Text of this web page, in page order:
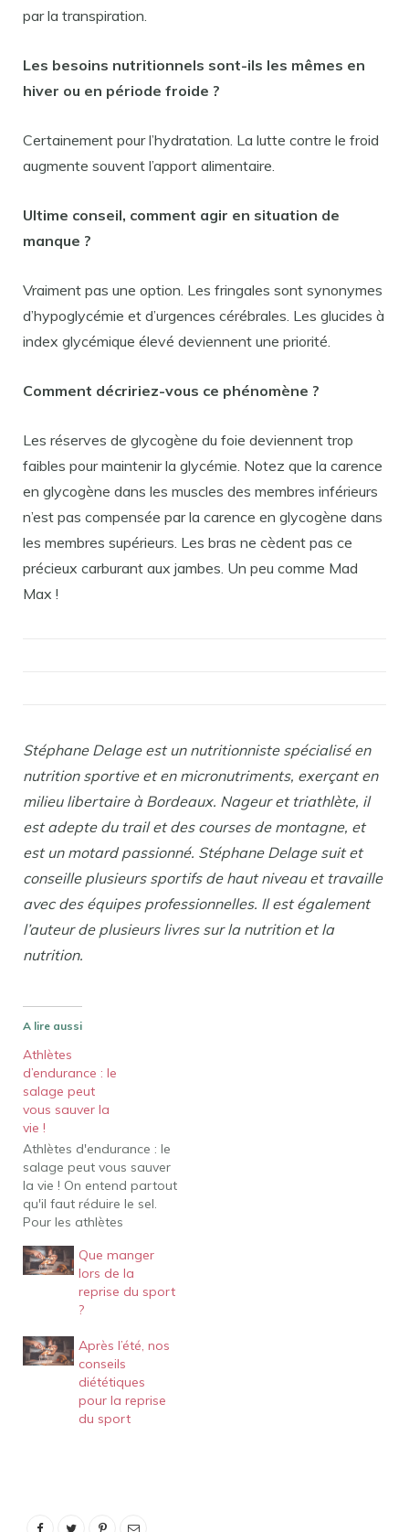
par la transpiration.
Les besoins nutritionnels sont-ils les mêmes en
hiver ou en période froide ?
Certainement pour l’hydratation. La lutte contre le froid
augmente souvent l’apport alimentaire.
Ultime conseil, comment agir en situation de
manque ?
Vraiment pas une option. Les fringales sont synonymes
d’hypoglycémie et d’urgences cérébrales. Les glucides à
index glycémique élevé deviennent une priorité.
Comment décririez-vous ce phénomène ?
Les réserves de glycogène du foie deviennent trop
faibles pour maintenir la glycémie. Notez que la carence
en glycogène dans les muscles des membres inférieurs
n’est pas compensée par la carence en glycogène dans
les membres supérieurs. Les bras ne cèdent pas ce
précieux carburant aux jambes. Un peu comme Mad
Max !
Stéphane Delage est un nutritionniste spécialisé en
nutrition sportive et en micronutriments, exerçant en
milieu libertaire à Bordeaux. Nageur et triathlète, il
est adepte du trail et des courses de montagne, et
est un motard passionné. Stéphane Delage suit et
conseille plusieurs sportifs de haut niveau et travaille
avec des équipes professionnelles. Il est également
l’auteur de plusieurs livres sur la nutrition et la
nutrition.
A lire aussi
Athlètes
d’endurance : le
salage peut
vous sauver la
vie !
Athlètes d'endurance : le
salage peut vous sauver
la vie ! On entend partout
qu'il faut réduire le sel.
Pour les athlètes
peut en fait sauver des
vies. La plupart des
athlètes d'endurance
perdent du poids
C'est la déshydratation.
À l'inverse, certains
athlètes boivent…
Que manger
lors de la
reprise du sport
?
Après l’été, nos
conseils
diététiques
pour la reprise
du sport